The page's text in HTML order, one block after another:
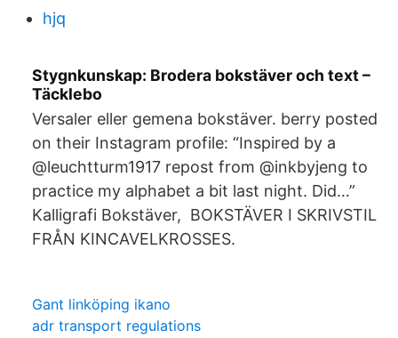
hjq
Stygnkunskap: Brodera bokstäver och text –
Täcklebo
Versaler eller gemena bokstäver. berry posted
on their Instagram profile: “Inspired by a
@leuchtturm1917 repost from @inkbyjeng to
practice my alphabet a bit last night. Did…”
Kalligrafi Bokstäver, BOKSTÄVER I SKRIVSTIL
FRÅN KINCAVELKROSSES.
Gant linköping ikano
adr transport regulations